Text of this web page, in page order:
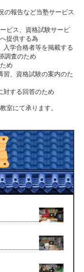
の報告など当塾サービス
ビス、資格試験サービ
提供する為
入学合格者等を掲載する
調査のため
め
習、資格試験の案内のた
対する回答のため
室にて承ります。